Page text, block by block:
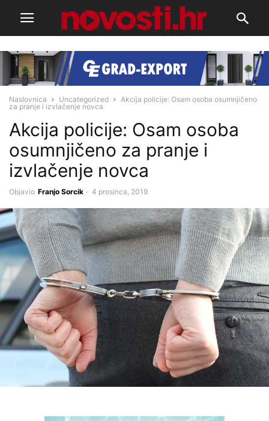
Naslovnica Uncategorized
Akcija policije: Osam osoba osumnjičeno
za pranje i izvlačenje novca
Akcija policije: Osam osoba
osumnjičeno za pranje i
izvlačenje novca
Objavio Franjo Sorcik - 4 prosinca, 2019